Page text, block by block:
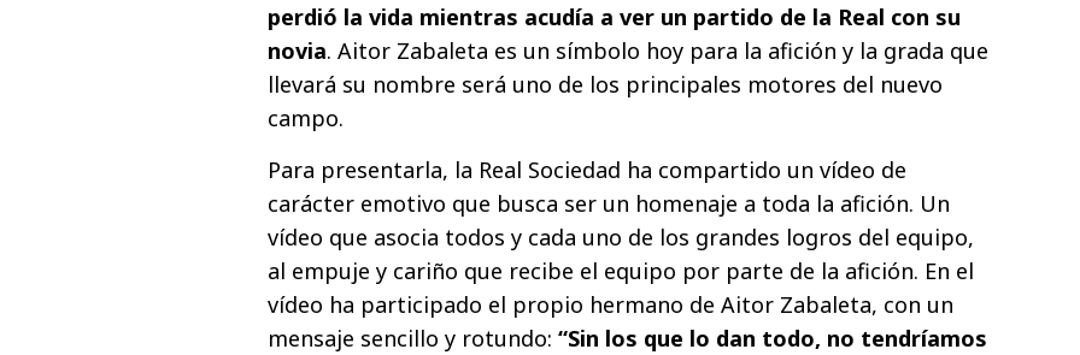
perdió la vida mientras acudía a ver un partido de la Real con su
novia. Aitor Zabaleta es un símbolo hoy para la afición y la grada que
llevará su nombre será uno de los principales motores del nuevo
campo.
Para presentarla, la Real Sociedad ha compartido un vídeo de
carácter emotivo que busca ser un homenaje a toda la afición. Un
vídeo que asocia todos y cada uno de los grandes logros del equipo,
al empuje y cariño que recibe el equipo por parte de la afición. En el
vídeo ha participado el propio hermano de Aitor Zabaleta, con un
mensaje sencillo y rotundo: “Sin los que lo dan todo, no tendríamos